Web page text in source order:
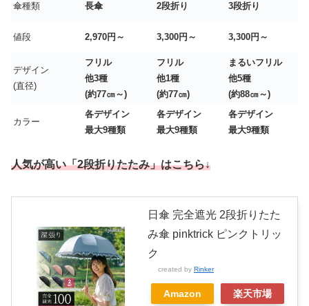
傘種類 長傘 2段折り 3段折り
値段 2,970円～ 3,300円～ 3,300円～
デザイン
(直径)
フリル
他3種
(約77㎝～)
フリル
他1種
(約77㎝)
まるいフリル
他5種
(約88㎝～)
カラー
各デザイン
最大9種類
各デザイン
最大9種類
各デザイン
最大9種類
人気が高い「2段折りたたみ」はこちら↓
日傘 完全遮光 2段折りたた
み傘 pinktrick ピンクトリッ
ク
created by Rinker
Amazon 楽天市場